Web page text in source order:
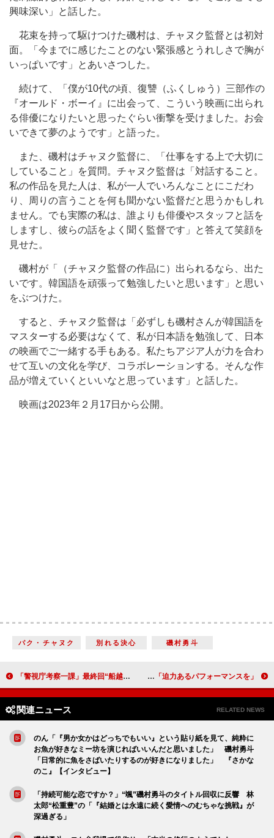
興味深い」と話した。
花束を持って駆けつけた磯村は、チャヌク監督とは初対
面。「今までに感じたことのない緊張感とうれしさで胸が
いっぱいです」とあいさつした。
続けて、「僕が10代の頃、復讐（ふくしゅう）三部作の
『オールド・ボーイ』に出会って、こういう映画に出られ
る俳優になりたいと思ったぐらい衝撃を受けました。お会
いできて夢のようです」と語った。
また、磯村はチャヌク監督に、「仕事をする上で大切に
していること」を質問。チャヌク監督は「対話すること。
私の作品を見た人は、私が一人でいろんなことにこだわ
り、周りの言うことを何も聞かない監督だと思うかもしれ
ません。でも実際の私は、誰よりも俳優やスタッフと話を
しますし、彼らの話をよく聞く監督です」と答えて笑顔を
見せた。
磯村が「（チャヌク監督の作品に）出られるなら、出た
いです。韓国語を頑張って勉強したいと思います」と思い
をぶつけた。
すると、チャヌク監督は「必ずしも磯村さんが韓国語を
マスターする必要はなくて、私が日本語を勉強して、日本
の映画でご一緒する手もある。私たちアジア人が力を合わ
せて互いの文化を学び、コラボレーションする。そんな作
品が増えていくといいなと思っています」と話した。
映画は2023年２月17日から公開。
パク・チャヌク 別れる決心 磯村勇斗
「警視庁考察一課」最終回“船越”船越英一郎がまさかの逮捕 「考察一課が全員そろったラストは心が震えた」 King & Prince、紅白で「恩返しができたら」 平野紫耀「迫力あるパフォーマンスを」
関連ニュース RELATED NEWS
のん「『男か女かはどっちでもいい』という貼り紙を見て、純粋に
お魚が好きなミー坊を演じればいいんだと思いました」 磯村勇斗
「日常的に魚をさばいたりするのが好きになりました」 『さかな
のこ』【インタビュー】
「持続可能な恋ですか？」“颯”磯村勇斗のタイトル回収に反響 林
太郎“松重豊”の「『結婚とは永遠に続く愛情へのむちゃな挑戦』が
深過ぎる」